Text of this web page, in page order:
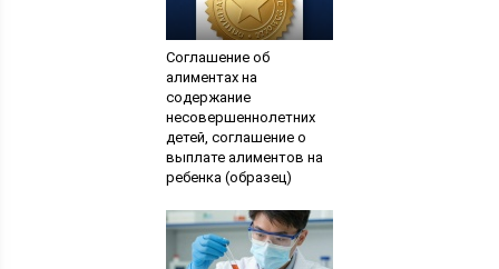
Соглашение об
алиментах на
содержание
несовершеннолетних
детей, соглашение о
выплате алиментов на
ребенка (образец)